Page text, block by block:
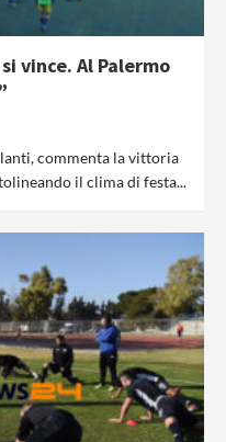
vince. Al Palermo
commenta la vittoria
il clima di festa...